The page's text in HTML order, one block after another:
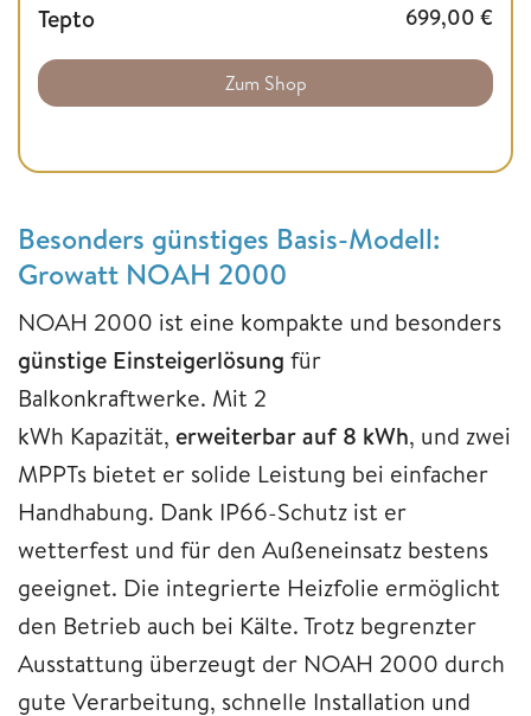
Tepto 699,00 €
Zum Shop
Besonders günstiges Basis-Modell:
Growatt NOAH 2000
NOAH 2000 ist eine kompakte und besonders
günstige Einsteigerlösung für
Balkonkraftwerke. Mit 2
kWh Kapazität, erweiterbar auf 8 kWh, und zwei
MPPTs bietet er solide Leistung bei einfacher
Handhabung. Dank IP66-Schutz ist er
wetterfest und für den Außeneinsatz bestens
geeignet. Die integrierte Heizfolie ermöglicht
den Betrieb auch bei Kälte. Trotz begrenzter
Ausstattung überzeugt der NOAH 2000 durch
gute Verarbeitung, schnelle Installation und